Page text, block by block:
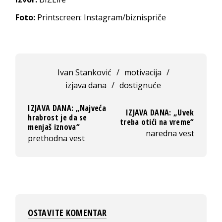
Foto: Printscreen: Instagram/biznispriče
Ivan Stanković / motivacija /
izjava dana / dostignuće
IZJAVA DANA: „Najveća
hrabrost je da se
menjaš iznova“
prethodna vest
IZJAVA DANA: „Uvek
treba otići na vreme“
naredna vest
OSTAVITE KOMENTAR